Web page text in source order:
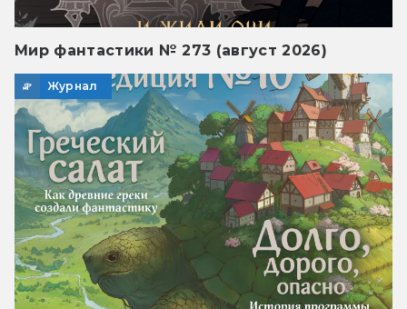
Мир фантастики № 273 (август 2026)
Журнал